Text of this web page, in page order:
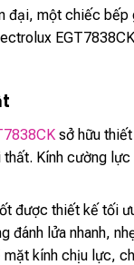
đại, một chiếc
sở hữu
thất. Kính cường
được thiết kế tối
đánh lửa nhanh,
mặt kính chịu lực,